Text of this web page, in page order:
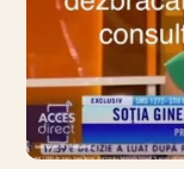
29 iulie 2026